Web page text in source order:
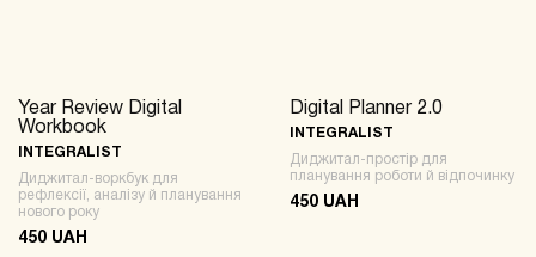
NOTION + PDF
Year Review Digital
Workbook
INTEGRALIST
Диджитал-воркбук для
рефлексії, аналізу й планування
нового року
450 UAH
NOTION + PDF
Digital Planner 2.0
INTEGRALIST
Диджитал-простір для
планування роботи й відпочинку
450 UAH